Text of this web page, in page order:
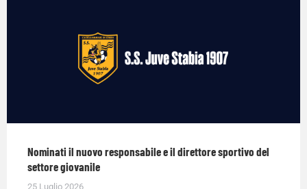
Nominati il nuovo responsabile e il direttore sportivo del
settore giovanile
25 Luglio 2026